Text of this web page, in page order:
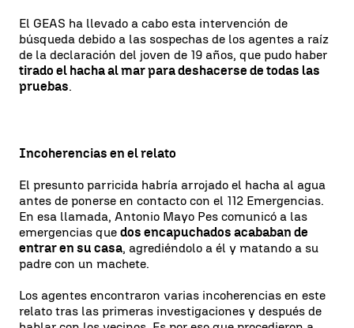
El GEAS ha llevado a cabo esta intervención de
búsqueda debido a las sospechas de los agentes a raíz
de la declaración del joven de 19 años, que pudo haber
tirado el hacha al mar para deshacerse de todas las
pruebas.
Incoherencias en el relato
El presunto parricida habría arrojado el hacha al agua
antes de ponerse en contacto con el 112 Emergencias.
En esa llamada, Antonio Mayo Pes comunicó a las
emergencias que dos encapuchados acababan de
entrar en su casa, agrediéndolo a él y matando a su
padre con un machete.
Los agentes encontraron varias incoherencias en este
relato tras las primeras investigaciones y después de